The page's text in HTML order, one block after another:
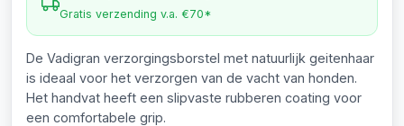
Gratis verzending v.a. €70*
De Vadigran verzorgingsborstel met natuurlijk geitenhaar
is ideaal voor het verzorgen van de vacht van honden.
Het handvat heeft een slipvaste rubberen coating voor
een comfortabele grip.